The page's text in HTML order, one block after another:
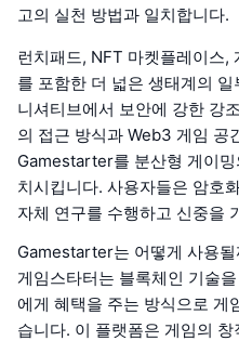
고의 실천 방법과 일치합니다.
런치패드, NFT 마켓플레이스,
를 포함한 더 넓은 생태계의
니셔티브에서 보안에 강한 강
의 접근 방식과 Web3 게임 공
Gamestarter를 분산형 게이
치시킵니다. 사용자들은 암호
자체 연구를 수행하고 신중을
Gamestarter는 어떻게 사용될
게임스타터는 블록체인 기술
에게 혜택을 주는 방식으로 게
습니다. 이 플랫폼은 게임의